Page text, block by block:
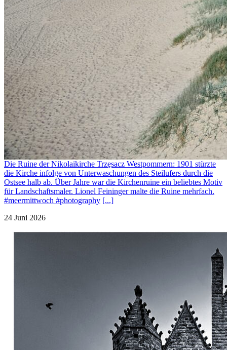
Die Ruine der Nikolaikirche Trzęsacz Westpommern: 1901 stürzte
die Kirche infolge von Unterwaschungen des Steilufers durch die
Ostsee halb ab. Über Jahre war die Kirchenruine ein beliebtes Motiv
für Landschaftsmaler. Lionel Feininger malte die Ruine mehrfach.
#meermittwoch #photography [...]
24 Juni 2026